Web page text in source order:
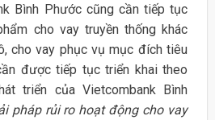
Bình Phước cũng cần tiếp tục
cho vay truyền thống khác
cho vay phục vụ mục đích tiêu
được tiếp tục triển khai theo
triển của Vietcombank Bình
pháp rủi ro hoạt động cho vay